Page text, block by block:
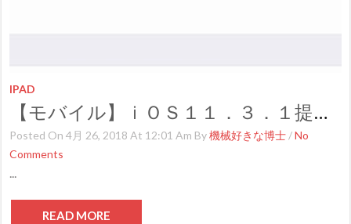
IPAD
【モバイル】ｉＯＳ１１．３．１提供開始
Posted On 4月 26, 2018 At 12:01 Am By機械好きな博士 /No
Comments
...
READ MORE